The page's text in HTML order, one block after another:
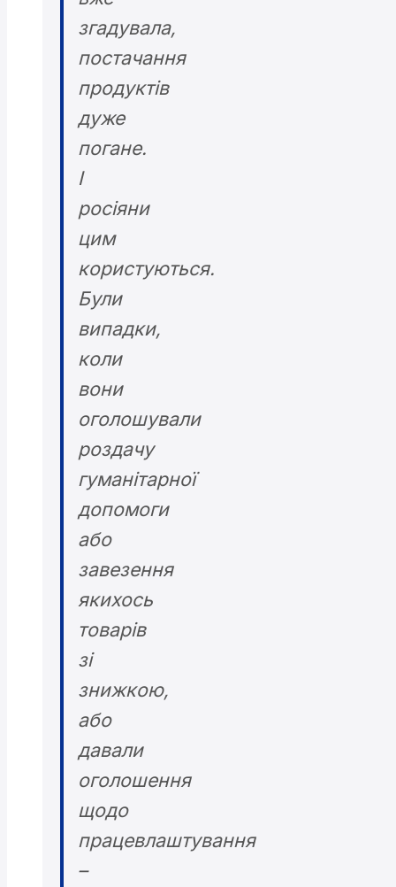
згадувала,
постачання
продуктів
дуже
погане.
І
росіяни
цим
користуються.
Були
випадки,
коли
вони
оголошували
роздачу
гуманітарної
допомоги
або
завезення
якихось
товарів
зі
знижкою,
або
давали
оголошення
щодо
працевлаштування
–